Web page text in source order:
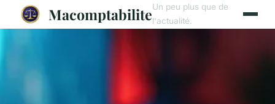
MacomptabiliteUn peu plus que de
l'actualité.